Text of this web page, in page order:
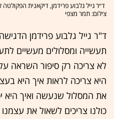
ד״ר גייל גלבוע פרידמן, דיקאנית
צילום: תמר מצפי
ד"ר גייל גלבוע פרידמן
תעשייה ומסלולים מעשיים
לא צריכה רק סיפור השראה
היא צריכה לראות איך היא
את המסלול שנעשה ואיך היא
כולנו צריכים לשאול את עצמנו